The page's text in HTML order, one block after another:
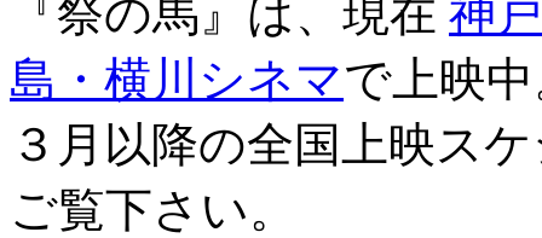
『祭の馬』は、現在 神
島・横川シネマで上映
３月以降の全国上映ス
ご覧下さい。